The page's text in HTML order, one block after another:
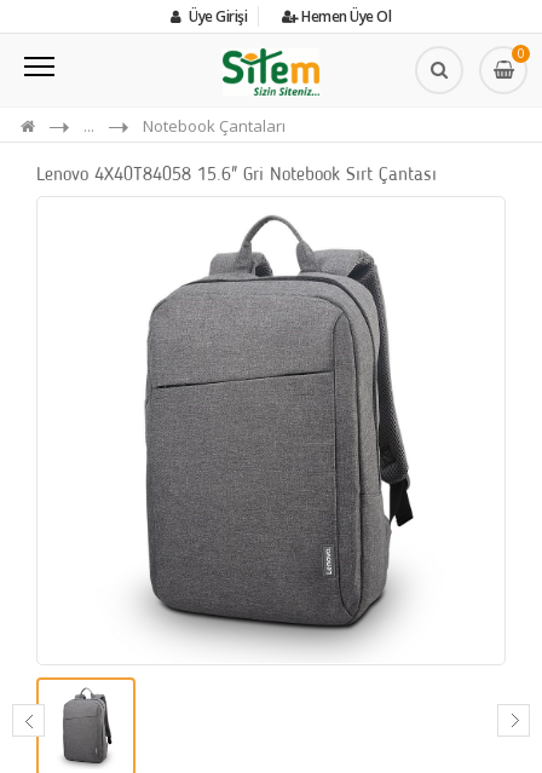
Üye Girişi Hemen Üye Ol
0
... Notebook Çantaları
Lenovo 4X40T84058 15.6" Gri Notebook Sırt Çantası